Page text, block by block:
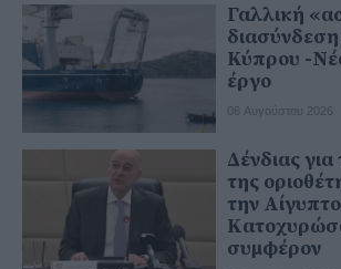
Γαλλική
Κύπρου -
έργο
06 Αυγούστου 2026
Δένδιας
της
την
συμφέρον